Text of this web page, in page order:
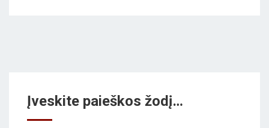
Įveskite paieškos žodį…